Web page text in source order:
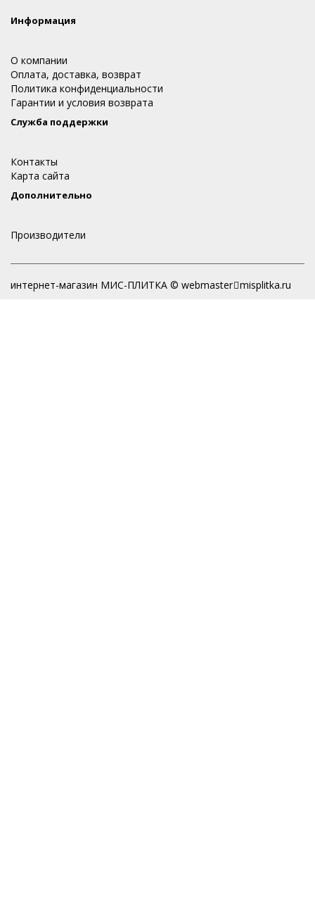
Информация
О компании
Оплата, доставка, возврат
Политика конфиденциальности
Гарантии и условия возврата
Служба поддержки
Контакты
Карта сайта
Дополнительно
Производители
интернет-магазин МИС-ПЛИТКА © webmaster misplitka.ru